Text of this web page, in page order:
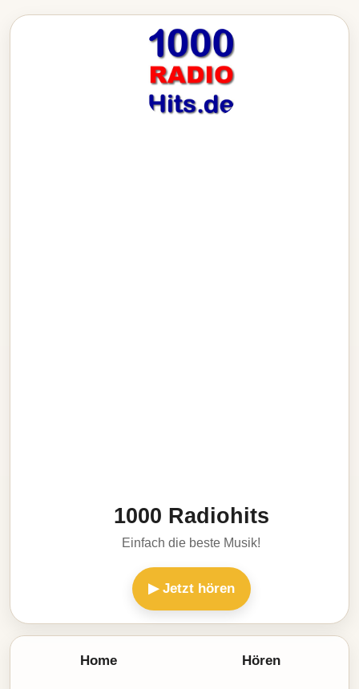
1000 Radiohits
Einfach die beste Musik!
▶ Jetzt hören
Home Hören